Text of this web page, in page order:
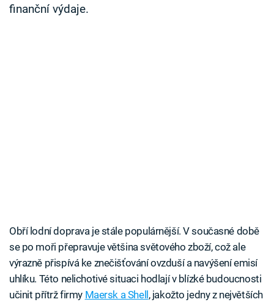
Sledujte nás
finanční výdaje.
Obří lodní doprava je stále populárnější. V současné době
se po moři přepravuje většina světového zboží, což ale
výrazně přispívá ke znečišťování ovzduší a navýšení emisí
uhlíku. Této nelichotivé situaci hodlají v blízké budoucnosti
učinit přítrž firmy Maersk a Shell , jakožto jedny z největších